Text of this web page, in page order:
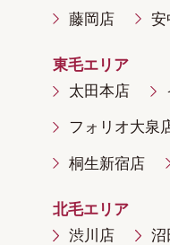
藤岡店 安
東毛エリア
太田本店
フォリオ大泉
桐生新宿店
北毛エリア
渋川店
沼